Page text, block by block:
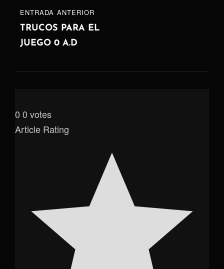
ENTRADA
ANTERIOR
ENTRADA ANTERIOR
TRUCOS PARA EL
JUEGO 0 A.D
0 0 votes
Article Rating